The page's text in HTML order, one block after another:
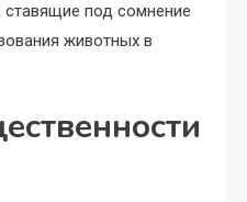
ставящие под сомнение
животных в